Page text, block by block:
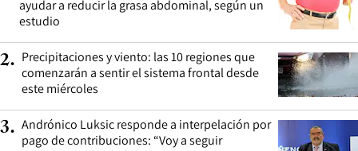
ayudar a reducir la grasa abdominal, según un
estudio
2. Precipitaciones y viento: las 10 regiones que
comenzarán a sentir el sistema frontal desde
este miércoles
3. Andrónico Luksic responde a interpelación por
pago de contribuciones: “Voy a seguir